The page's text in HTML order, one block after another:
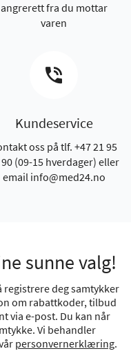
angrerett fra du mottar
varen
Kundeservice
oss på tlf. +47 21 95
(09-15 hverdager) eller
email info@med24.no
sunne valg!
registrere deg samtykker
om rabattkoder, tilbud
via e-post. Du kan når
Vi behandler
personvernerklæring.